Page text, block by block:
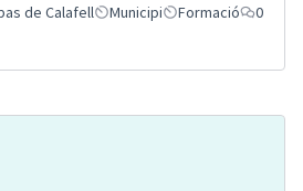
de Calafell Municipi Formació
0